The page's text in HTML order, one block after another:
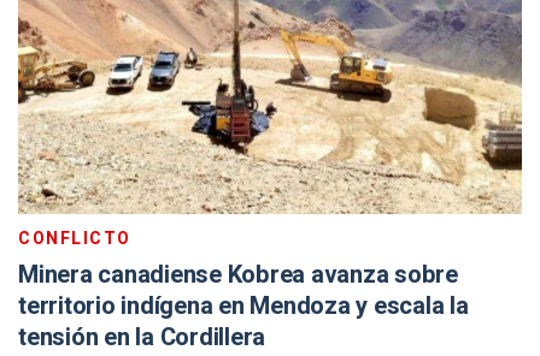
CONFLICTO
Minera canadiense Kobrea avanza sobre
territorio indígena en Mendoza y escala la
tensión en la Cordillera